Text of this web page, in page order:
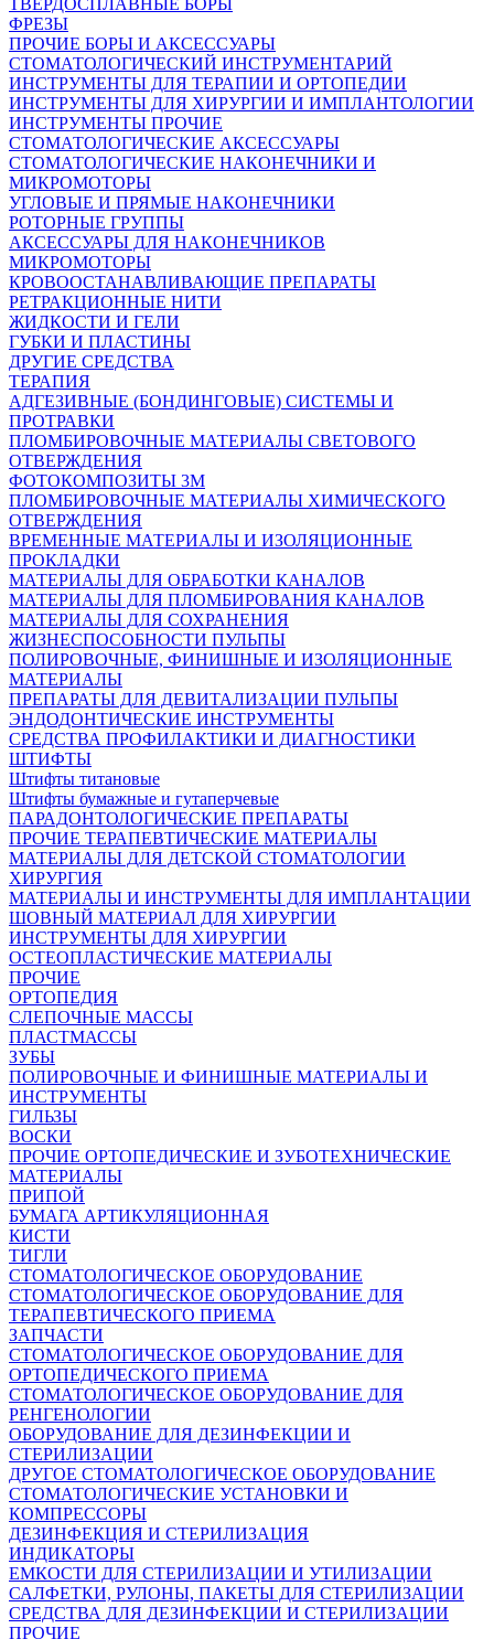
ТВЕРДОСПЛАВНЫЕ БОРЫ
ФРЕЗЫ
ПРОЧИЕ БОРЫ И АКСЕССУАРЫ
СТОМАТОЛОГИЧЕСКИЙ ИНСТРУМЕНТАРИЙ
ИНСТРУМЕНТЫ ДЛЯ ТЕРАПИИ И ОРТОПЕДИИ
ИНСТРУМЕНТЫ ДЛЯ ХИРУРГИИ И ИМПЛАНТОЛОГИИ
ИНСТРУМЕНТЫ ПРОЧИЕ
СТОМАТОЛОГИЧЕСКИЕ АКСЕССУАРЫ
СТОМАТОЛОГИЧЕСКИЕ НАКОНЕЧНИКИ И
МИКРОМОТОРЫ
УГЛОВЫЕ И ПРЯМЫЕ НАКОНЕЧНИКИ
РОТОРНЫЕ ГРУППЫ
АКСЕССУАРЫ ДЛЯ НАКОНЕЧНИКОВ
МИКРОМОТОРЫ
КРОВООСТАНАВЛИВАЮЩИЕ ПРЕПАРАТЫ
РЕТРАКЦИОННЫЕ НИТИ
ЖИДКОСТИ И ГЕЛИ
ГУБКИ И ПЛАСТИНЫ
ДРУГИЕ СРЕДСТВА
ТЕРАПИЯ
АДГЕЗИВНЫЕ (БОНДИНГОВЫЕ) СИСТЕМЫ И
ПРОТРАВКИ
ПЛОМБИРОВОЧНЫЕ МАТЕРИАЛЫ СВЕТОВОГО
ОТВЕРЖДЕНИЯ
ФОТОКОМПОЗИТЫ 3М
ПЛОМБИРОВОЧНЫЕ МАТЕРИАЛЫ ХИМИЧЕСКОГО
ОТВЕРЖДЕНИЯ
ВРЕМЕННЫЕ МАТЕРИАЛЫ И ИЗОЛЯЦИОННЫЕ
ПРОКЛАДКИ
МАТЕРИАЛЫ ДЛЯ ОБРАБОТКИ КАНАЛОВ
МАТЕРИАЛЫ ДЛЯ ПЛОМБИРОВАНИЯ КАНАЛОВ
МАТЕРИАЛЫ ДЛЯ СОХРАНЕНИЯ
ЖИЗНЕСПОСОБНОСТИ ПУЛЬПЫ
ПОЛИРОВОЧНЫЕ, ФИНИШНЫЕ И ИЗОЛЯЦИОННЫЕ
МАТЕРИАЛЫ
ПРЕПАРАТЫ ДЛЯ ДЕВИТАЛИЗАЦИИ ПУЛЬПЫ
ЭНДОДОНТИЧЕСКИЕ ИНСТРУМЕНТЫ
СРЕДСТВА ПРОФИЛАКТИКИ И ДИАГНОСТИКИ
ШТИФТЫ
Штифты титановые
Штифты бумажные и гутаперчевые
ПАРАДОНТОЛОГИЧЕСКИЕ ПРЕПАРАТЫ
ПРОЧИЕ ТЕРАПЕВТИЧЕСКИЕ МАТЕРИАЛЫ
МАТЕРИАЛЫ ДЛЯ ДЕТСКОЙ СТОМАТОЛОГИИ
ХИРУРГИЯ
МАТЕРИАЛЫ И ИНСТРУМЕНТЫ ДЛЯ ИМПЛАНТАЦИИ
ШОВНЫЙ МАТЕРИАЛ ДЛЯ ХИРУРГИИ
ИНСТРУМЕНТЫ ДЛЯ ХИРУРГИИ
ОСТЕОПЛАСТИЧЕСКИЕ МАТЕРИАЛЫ
ПРОЧИЕ
ОРТОПЕДИЯ
СЛЕПОЧНЫЕ МАССЫ
ПЛАСТМАССЫ
ЗУБЫ
ПОЛИРОВОЧНЫЕ И ФИНИШНЫЕ МАТЕРИАЛЫ И
ИНСТРУМЕНТЫ
ГИЛЬЗЫ
ВОСКИ
ПРОЧИЕ ОРТОПЕДИЧЕСКИЕ И ЗУБОТЕХНИЧЕСКИЕ
МАТЕРИАЛЫ
ПРИПОЙ
БУМАГА АРТИКУЛЯЦИОННАЯ
КИСТИ
ТИГЛИ
СТОМАТОЛОГИЧЕСКОЕ ОБОРУДОВАНИЕ
СТОМАТОЛОГИЧЕСКОЕ ОБОРУДОВАНИЕ ДЛЯ
ТЕРАПЕВТИЧЕСКОГО ПРИЕМА
ЗАПЧАСТИ
СТОМАТОЛОГИЧЕСКОЕ ОБОРУДОВАНИЕ ДЛЯ
ОРТОПЕДИЧЕСКОГО ПРИЕМА
СТОМАТОЛОГИЧЕСКОЕ ОБОРУДОВАНИЕ ДЛЯ
РЕНГЕНОЛОГИИ
ОБОРУДОВАНИЕ ДЛЯ ДЕЗИНФЕКЦИИ И
СТЕРИЛИЗАЦИИ
ДРУГОЕ СТОМАТОЛОГИЧЕСКОЕ ОБОРУДОВАНИЕ
СТОМАТОЛОГИЧЕСКИЕ УСТАНОВКИ И
КОМПРЕССОРЫ
ДЕЗИНФЕКЦИЯ И СТЕРИЛИЗАЦИЯ
ИНДИКАТОРЫ
ЕМКОСТИ ДЛЯ СТЕРИЛИЗАЦИИ И УТИЛИЗАЦИИ
САЛФЕТКИ, РУЛОНЫ, ПАКЕТЫ ДЛЯ СТЕРИЛИЗАЦИИ
СРЕДСТВА ДЛЯ ДЕЗИНФЕКЦИИ И СТЕРИЛИЗАЦИИ
ПРОЧИЕ